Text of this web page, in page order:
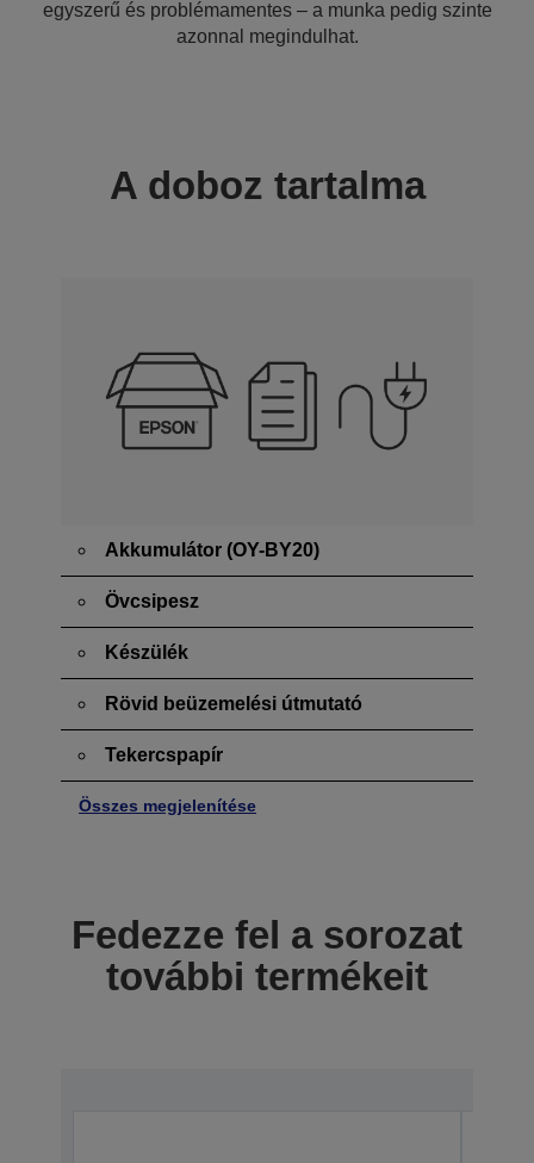
egyszerű és problémamentes – a munka pedig szinte
azonnal megindulhat.
A doboz tartalma
Akkumulátor (OY-BY20)
Övcsipesz
Készülék
Rövid beüzemelési útmutató
Tekercspapír
Összes megjelenítése
Fedezze fel a sorozat
további termékeit